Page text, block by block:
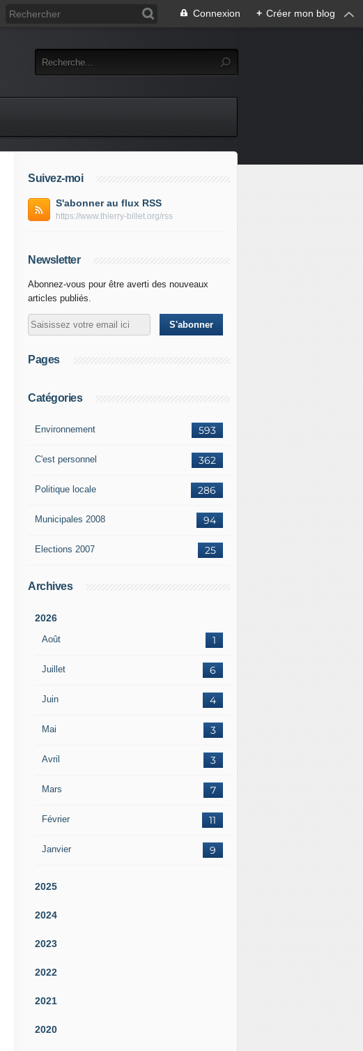
Connexion + Créer mon blog
Suivez-moi
S'abonner au flux RSS
https://www.thierry-billet.org/rss
Newsletter
Abonnez-vous pour être averti des nouveaux
articles publiés.
Pages
Catégories
593
Environnement
362
C'est personnel
286
Politique locale
94
Municipales 2008
25
Elections 2007
Archives
2026
Août 1
Juillet 6
Juin 4
Mai 3
Avril 3
Mars 7
Février 11
Janvier 9
2025
2024
2023
2022
2021
2020